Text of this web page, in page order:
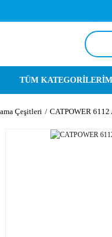
TÜM
Çeşitleri CATPOWER